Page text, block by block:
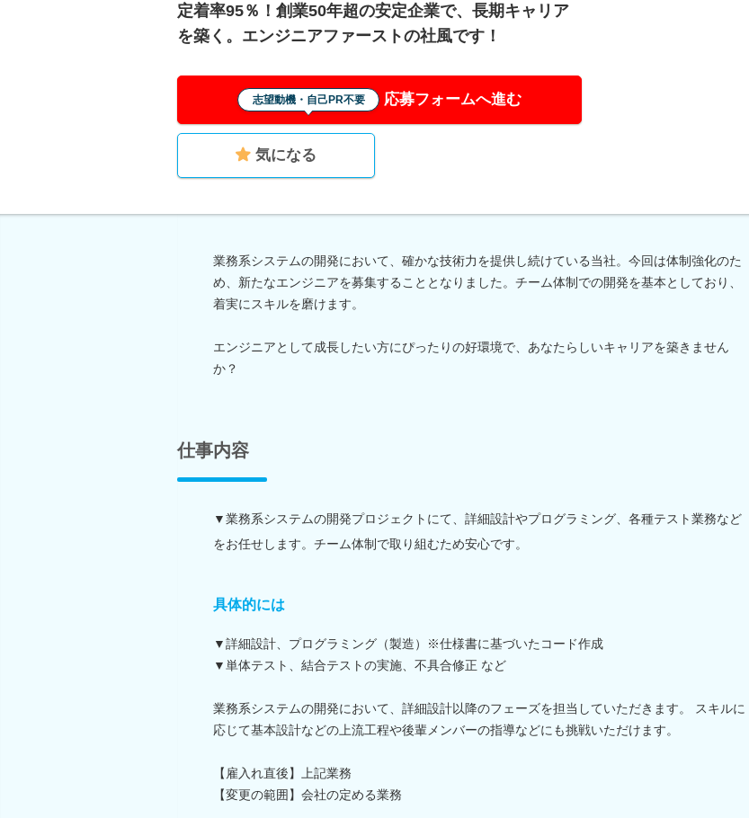
定着率95％！創業50年超の安定企業で、長期キャリア
を築く。エンジニアファーストの社風です！
志望動機・自己PR不要 応募フォームへ進む
気になる
業務系システムの開発において、確かな技術力を提供し続けている当社。今回は体制強化のた
め、新たなエンジニアを募集することとなりました。チーム体制での開発を基本としており、
着実にスキルを磨けます。
エンジニアとして成長したい方にぴったりの好環境で、あなたらしいキャリアを築きません
か？
仕事内容
▼業務系システムの開発プロジェクトにて、詳細設計やプログラミング、各種テスト業務など
をお任せします。チーム体制で取り組むため安心です。
具体的には
▼詳細設計、プログラミング（製造）※仕様書に基づいたコード作成
▼単体テスト、結合テストの実施、不具合修正 など
業務系システムの開発において、詳細設計以降のフェーズを担当していただきます。 スキルに
応じて基本設計などの上流工程や後輩メンバーの指導などにも挑戦いただけます。
【雇入れ直後】上記業務
【変更の範囲】会社の定める業務